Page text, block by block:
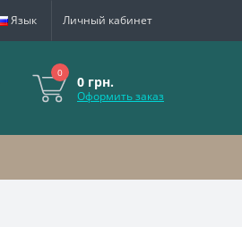
Язык Личный кабинет
0
0 грн.
Оформить заказ